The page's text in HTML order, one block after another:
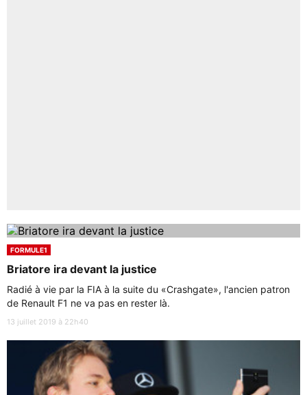
FORMULE1
Briatore ira devant la justice
Radié à vie par la FIA à la suite du «Crashgate», l'ancien patron
de Renault F1 ne va pas en rester là.
13 juillet 2019 à 22h40